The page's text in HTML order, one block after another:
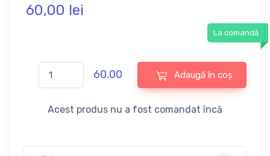
60,00 lei
La comandă
60.00 Adaugă în coș
Acest produs nu a fost comandat încă